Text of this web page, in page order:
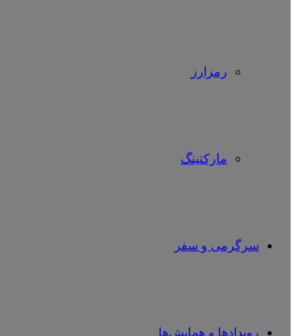
رمزارز
مارکتینگ
سرگرمی و سفر
رویدادها و همایش‌ها